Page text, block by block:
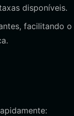
disponíveis.
facilitando o